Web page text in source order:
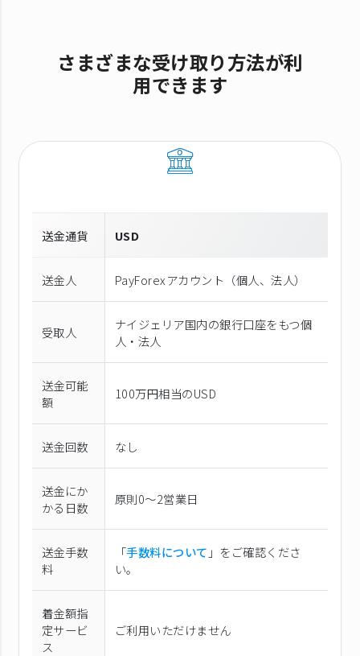
さまざまな受け取り方法が利
用できます
送金通貨 USD
送金人 PayForexアカウント（個⼈、法⼈）
受取人
ナイジェリア国内の銀行口座をもつ個
人・法人
送金可能
額
100万円相当のUSD
送金回数 なし
送金にか
かる日数
原則0〜2営業日
送金手数
料
「手数料について 」をご確認くださ
い。
着金額指
定サービ
ス
ご利用いただけません